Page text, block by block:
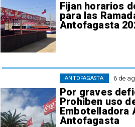
Fijan horarios
para las
Antofagasta
6 de
Por graves
Prohiben uso
Embotelladora
Antofagasta
ANTOFAGASTA